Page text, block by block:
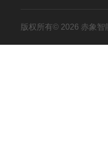
版权所有© 2026 赤象